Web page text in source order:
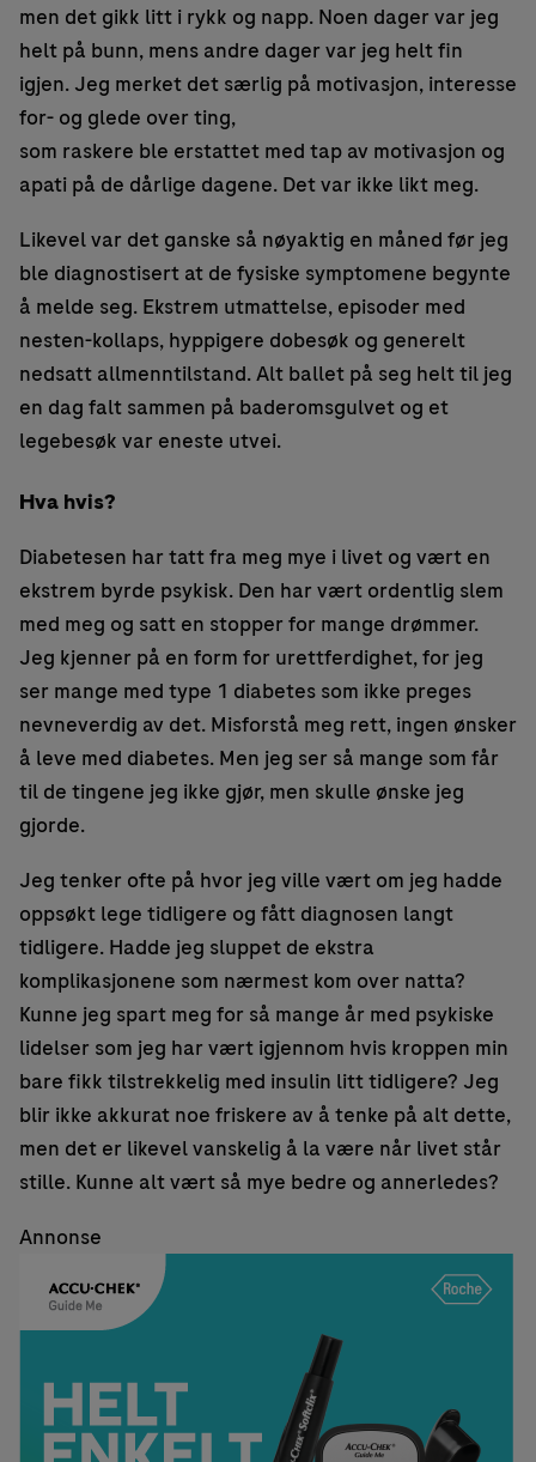
men det gikk litt i rykk og napp. Noen dager var jeg
helt på bunn, mens andre dager var jeg helt fin
igjen. Jeg merket det særlig på motivasjon, interesse
for- og glede over ting,
som raskere ble erstattet med tap av motivasjon og
apati på de dårlige dagene. Det var ikke likt meg.
Likevel var det ganske så nøyaktig en måned før jeg
ble diagnostisert at de fysiske symptomene begynte
å melde seg. Ekstrem utmattelse, episoder med
nesten-kollaps, hyppigere dobesøk og generelt
nedsatt allmenntilstand. Alt ballet på seg helt til jeg
en dag falt sammen på baderomsgulvet og et
legebesøk var eneste utvei.
Hva hvis?
Diabetesen har tatt fra meg mye i livet og vært en
ekstrem byrde psykisk. Den har vært ordentlig slem
med meg og satt en stopper for mange drømmer.
Jeg kjenner på en form for urettferdighet, for jeg
ser mange med type 1 diabetes som ikke preges
nevneverdig av det. Misforstå meg rett, ingen ønsker
å leve med diabetes. Men jeg ser så mange som får
til de tingene jeg ikke gjør, men skulle ønske jeg
gjorde.
Jeg tenker ofte på hvor jeg ville vært om jeg hadde
oppsøkt lege tidligere og fått diagnosen langt
tidligere. Hadde jeg sluppet de ekstra
komplikasjonene som nærmest kom over natta?
Kunne jeg spart meg for så mange år med psykiske
lidelser som jeg har vært igjennom hvis kroppen min
bare fikk tilstrekkelig med insulin litt tidligere? Jeg
blir ikke akkurat noe friskere av å tenke på alt dette,
men det er likevel vanskelig å la være når livet står
stille. Kunne alt vært så mye bedre og annerledes?
Annonse